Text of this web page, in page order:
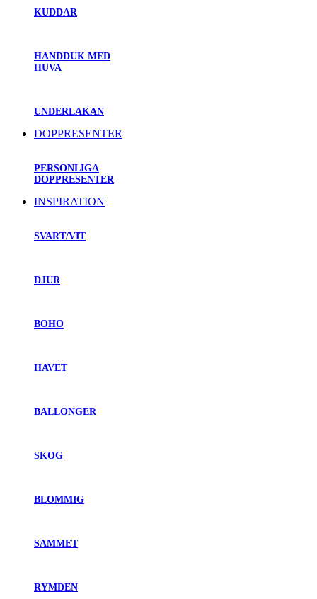
KUDDAR
HANDDUK MED
HUVA
UNDERLAKAN
DOPPRESENTER
PERSONLIGA
DOPPRESENTER
INSPIRATION
SVART/VIT
DJUR
BOHO
HAVET
BALLONGER
SKOG
BLOMMIG
SAMMET
RYMDEN